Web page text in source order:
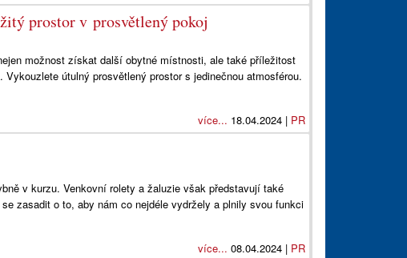
prostor v prosvětlený pokoj
možnost získat další obytné místnosti, ale také příležitost
útulný prosvětlený prostor s jedinečnou atmosférou.
více... 18.04.2024 | PR
v kurzu. Venkovní rolety a žaluzie však představují také
zasadit o to, aby nám co nejdéle vydržely a plnily svou funkci
více... 08.04.2024 | PR